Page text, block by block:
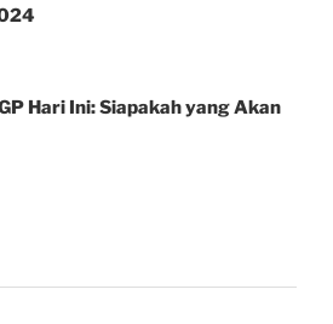
Hari Ini: Siapakah yang Akan